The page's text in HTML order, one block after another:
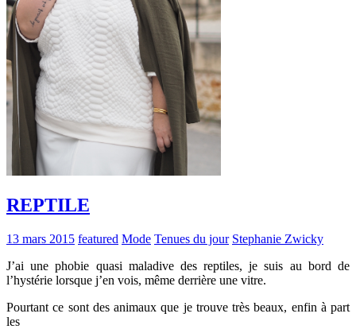
REPTILE
13 mars 2015 featured Mode Tenues du jour Stephanie Zwicky
J’ai une phobie quasi maladive des reptiles, je suis au bord de
l’hystérie lorsque j’en vois, même derrière une vitre.
Pourtant ce sont des animaux que je trouve très beaux, enfin à part
les